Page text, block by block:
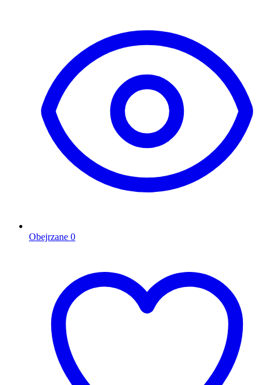
Obejrzane 0